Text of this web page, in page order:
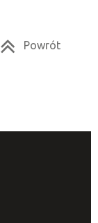
Powrót